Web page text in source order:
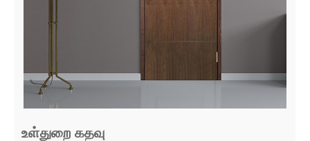
உள்துறை கதவு